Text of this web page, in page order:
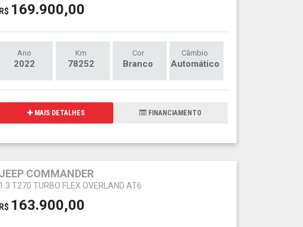
R$ 169.900,00
Ano
2022
Km
78252
Cor
Branco
Câmbio
Automático
MAIS DETALHES FINANCIAMENTO
JEEP COMMANDER
1.3 T270 TURBO FLEX OVERLAND AT6
R$ 163.900,00